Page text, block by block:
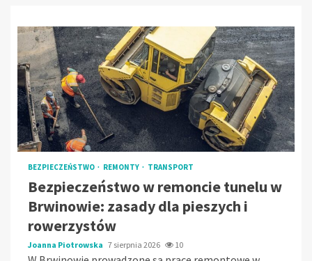
BEZPIECZEŃSTWO REMONTY TRANSPORT
Bezpieczeństwo w remoncie tunelu w
Brwinowie: zasady dla pieszych i
rowerzystów
Joanna Piotrowska 7 sierpnia 2026 10